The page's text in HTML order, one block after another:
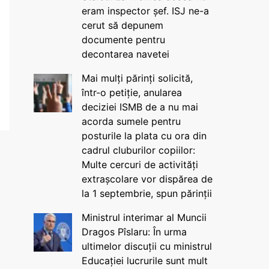
eram inspector șef. ISJ ne-a
cerut să depunem
documente pentru
decontarea navetei
Mai mulți părinți solicită,
într-o petiție, anularea
deciziei ISMB de a nu mai
acorda sumele pentru
posturile la plata cu ora din
cadrul cluburilor copiilor:
Multe cercuri de activități
extrașcolare vor dispărea de
la 1 septembrie, spun părinții
Ministrul interimar al Muncii
Dragos Pîslaru: În urma
ultimelor discuții cu ministrul
Educației lucrurile sunt mult